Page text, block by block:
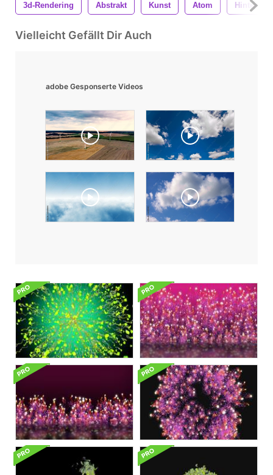
3d-Rendering Abstrakt Kunst Atom
Vielleicht Gefällt Dir Auch
adobe Gesponserte Videos